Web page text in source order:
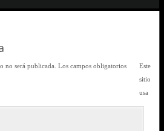
no será publicada. Los campos obligatorios
Este
sitio
usa